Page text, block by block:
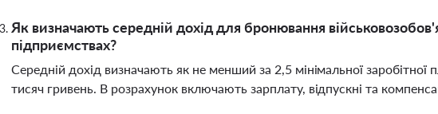
Як визначають середній дохід для бронювання
підприємствах?
Середній дохід визначають як не менший за 2,5 мінімальної
тисяч гривень. В розрахунок включають зарплату, відпускні та